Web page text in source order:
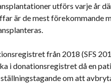
utförs varje år
är de mest förekommande
från 2018 (SFS
i donationsregistret då en
om att